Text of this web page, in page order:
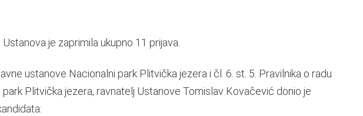
je zaprimila ukupno 11 prijava.
ustanove Nacionalni park Plitvička jezera i čl. 6. st. 5. Pravilnika o radu
Plitvička jezera, ravnatelj Ustanove Tomislav Kovačević donio je